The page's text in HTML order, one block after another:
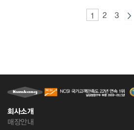
1 2 3
회사소개
매장안내